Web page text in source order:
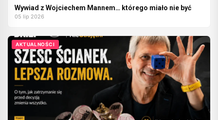
Wywiad z Wojciechem Mannem… którego miało nie być
05 lip 2026
AKTUALNOŚCI